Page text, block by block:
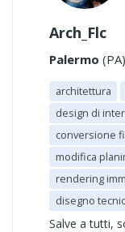
Arch_Flc
Palermo
architettura
design di
conversione
modifica
rendering
disegno
Salve a tutti,